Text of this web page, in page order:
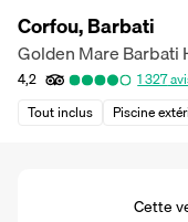
Corfou, Barbati
Golden Mare Barbati
4,2 1 327
Tout inclus
Piscine
Cette